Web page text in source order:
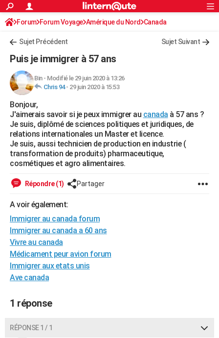
ACTUALITÉS
Politique
Société
Faits Divers
Education
Monde
Villes
+
FINANCE
Retraite
Impôts
Epargne
Immobilier
Risques naturels par ville
Banque
Assurance
Crédit
AUTO
Essais
Réserver un essai
Citadines
Berlines
SUV
Forum auto
+HIGH-TECH
Mobiles
Meilleur smartphone
Internet
Ordinateurs
Jeux vidéo
Guide high-tech
+BRICOLAGE
Forum
Aménagement intérieur
Extérieur
Cuisine
Salle de bains
Jardinage
Rangement
WEEK-END
Guides de France
Week-end nature
Art de vivre
Bien-être
Loisirs
Mode
Modes de vie
Alimentation
Guide de la santé
Maladies
Médicaments
Sommeil
Destinations
City break
Voyage nature
Voyage de noces
Forum
Climat
+PHOTO
GUIDES D'ACHAT
BONS PLANS
Carte de Noël
Carte Bonne année
Carte Saint-Valentin
Carte Pâques
Carte d'anniversaire
DICTIONNAIRE
Dictionnaire
Biographies
Citations
Expressions
Proverbes
PROGRAMME TV
S'inscrire
Connexion
Forum Forum Voyage Amérique du Nord Canada
Sujet Précédent Sujet Suivant
Puis je immigrer à 57 ans
Bin- Modifié le 29 juin 2020 à 13:26
Chris 94- 29 juin 2020 à 15:53
Bonjour,
J'aimerais savoir si je peux immigrer au canada à 57 ans ?
Je suis, diplômé de sciences politiques et juridiques, de
relations internationales un Master et licence.
Je suis, aussi technicien de production en industrie (
transformation de produits) pharmaceutique,
cosmétiques et agro alimentaires.
Répondre (1) Partager
A voir également:
Immigrer au canada forum
Immigrer au canada a 60 ans
Vivre au canada
Médicament peur avion forum
Immigrer aux etats unis
Ave canada
1 réponse
RÉPONSE 1 / 1